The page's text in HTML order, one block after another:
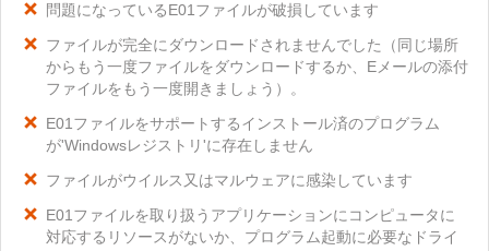
問題になっているE01ファイルが破損しています
ファイルが完全にダウンロードされませんでした（同じ場所
からもう一度ファイルをダウンロードするか、Eメールの添付
ファイルをもう一度開きましょう）。
E01ファイルをサポートするインストール済のプログラム
が'Windowsレジストリ'に存在しません
ファイルがウイルス又はマルウェアに感染しています
E01ファイルを取り扱うアプリケーションにコンピュータに
対応するリソースがないか、プログラム起動に必要なドライ